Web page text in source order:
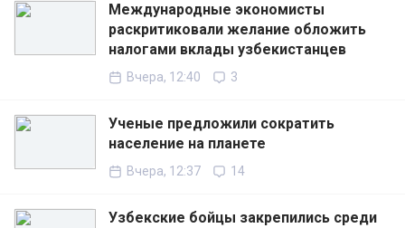
Международные экономисты
раскритиковали желание обложить
налогами вклады узбекистанцев
Вчера, 12:40 3
Ученые предложили сократить
население на планете
Вчера, 12:37 14
Узбекские бойцы закрепились среди